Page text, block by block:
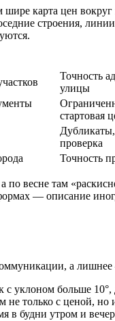
карта цен
строения,
Точность
улицы
стартовая
проверка
Точность
весне там
— описание
а
с уклоном больше
не только с ценой,
в будни утром и